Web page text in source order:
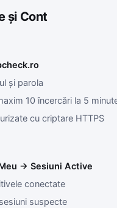
și Cont
și parola
10 încercări la 5
cu criptare HTTPS
→ Sesiuni Active
conectate
suspecte